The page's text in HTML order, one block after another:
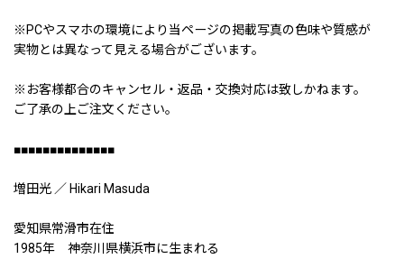
※PCやスマホの環境により当ページの掲載写真の色味や質感が
実物とは異なって見える場合がございます。
※お客様都合のキャンセル・返品・交換対応は致しかねます。
ご了承の上ご注文ください。
■■■■■■■■■■■■■■
増田光 ／ Hikari Masuda
愛知県常滑市在住
1985年 神奈川県横浜市に生まれる